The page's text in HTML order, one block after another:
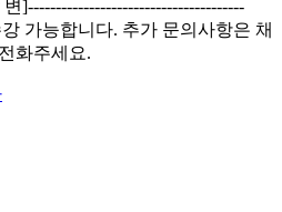
]---------------------------------------
가능합니다. 추가 문의사항은 채
화주세요.